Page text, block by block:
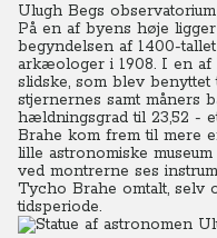
Ulugh Begs observatorium
På en af byens høje
begyndelsen af 1400-
arkæologer i 1908. I en af
slidske, som blev
stjernernes samt måners
hældningsgrad til 23,52 -
Brahe kom frem til mere
lille astronomiske
ved montrerne ses
Tycho Brahe omtalt, selv
tidsperiode.